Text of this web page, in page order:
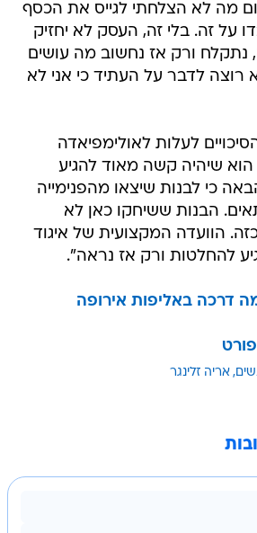
מה לא הצלחתי לגייס את הכסף
על זה. בלי זה, העסק לא יחזיק
נתקלח ורק אז נחשוב מה עושים
רוצה לדבר על העתיד כי אני לא
לעלות לאולימפיאדה
שיהיה קשה מאוד להגיע
כי לבנות שיצאו מהפנימייה
הבנות ששיחקו כאן לא
הוועדה המקצועית של איגוד
להחלטות ורק אז נראה".
דרכה באליפות אירופה
אריה זלינגר